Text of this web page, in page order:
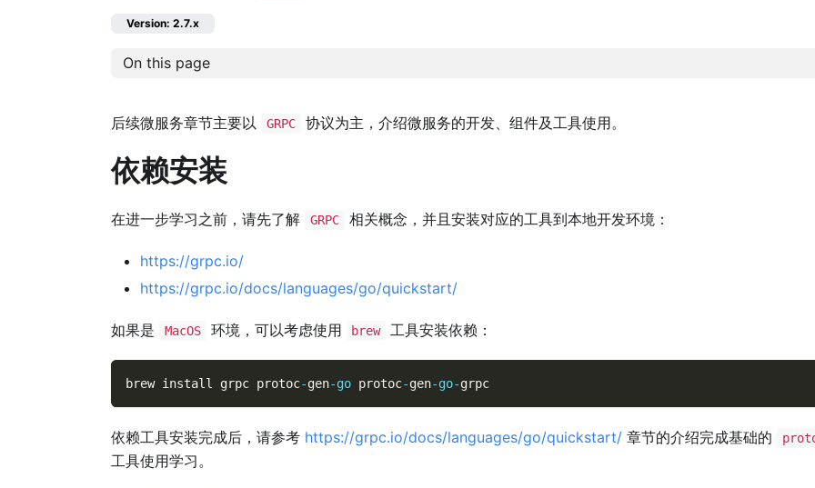
Version: 2.7.x
On this page
后续微服务章节主要以 GRPC 协议为主，介绍微服务的开发、组件及工具使用。
依赖安装
在进一步学习之前，请先了解 GRPC 相关概念，并且安装对应的工具到本地开发环境：
https://grpc.io/
https://grpc.io/docs/languages/go/quickstart/
如果是 MacOS 环境，可以考虑使用 brew 工具安装依赖：
brew install grpc protoc-gen-go protoc-gen-go-grpc
依赖工具安装完成后，请参考 https://grpc.io/docs/languages/go/quickstart/ 章节的介绍完成基础的
工具使用学习。